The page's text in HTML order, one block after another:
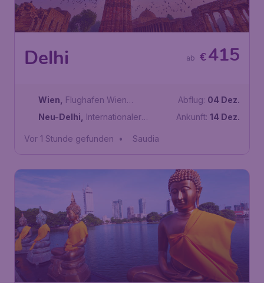
Delhi 415
Wien
Flughafen Wien
Schwechat
Neu-Delhi
Internationaler
Abflug: 04 Dez.
Ankunft: 14 Dez.
Vor 1 Stunde gefunden • Saudia